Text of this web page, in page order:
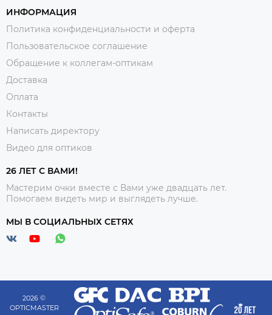
ИНФОРМАЦИЯ
Политика конфиденциальности и оферта
Пользовательское соглашение
Обращение к коллегам-оптикам
Доставка
Оплата
Контакты
Написать директору
Видео для оптиков
26 ЛЕТ С ВАМИ!
Мастерим очки вместе с Вами уже двадцать лет.
Помогаем видеть мир и выглядеть лучше.
МЫ В СОЦИАЛЬНЫХ СЕТЯХ
2026 ©
OPTICMASTER